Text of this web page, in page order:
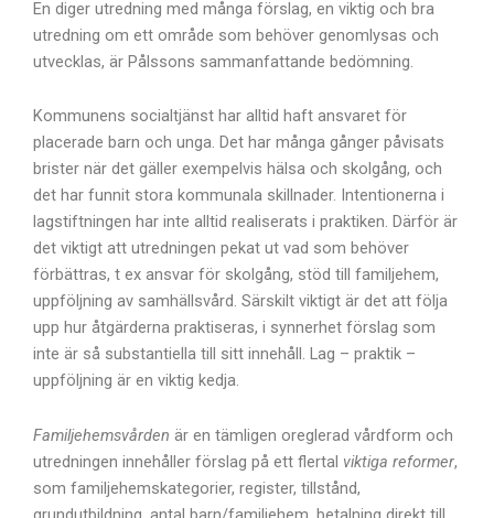
En diger utredning med många förslag, en viktig och bra
utredning om ett område som behöver genomlysas och
utvecklas, är Pålssons sammanfattande bedömning.
Kommunens socialtjänst har alltid haft ansvaret för
placerade barn och unga. Det har många gånger påvisats
brister när det gäller exempelvis hälsa och skolgång, och
det har funnit stora kommunala skillnader. Intentionerna i
lagstiftningen har inte alltid realiserats i praktiken. Därför är
det viktigt att utredningen pekat ut vad som behöver
förbättras, t ex ansvar för skolgång, stöd till familjehem,
uppföljning av samhällsvård. Särskilt viktigt är det att följa
upp hur åtgärderna praktiseras, i synnerhet förslag som
inte är så substantiella till sitt innehåll. Lag – praktik –
uppföljning är en viktig kedja.
Familjehemsvården är en tämligen oreglerad vårdform och
utredningen innehåller förslag på ett flertal viktiga reformer,
som familjehemskategorier, register, tillstånd,